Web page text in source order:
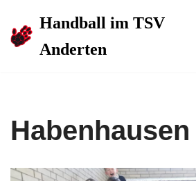
Zum
Handball im TSV
Anderten
Habenhausen